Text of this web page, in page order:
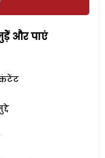
और पाएं
कंटेंट